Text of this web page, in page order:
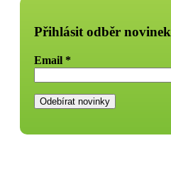
Přihlásit odběr novinek
Email *